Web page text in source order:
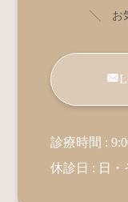
╲ お
診療時間 :
休診日 : 日・